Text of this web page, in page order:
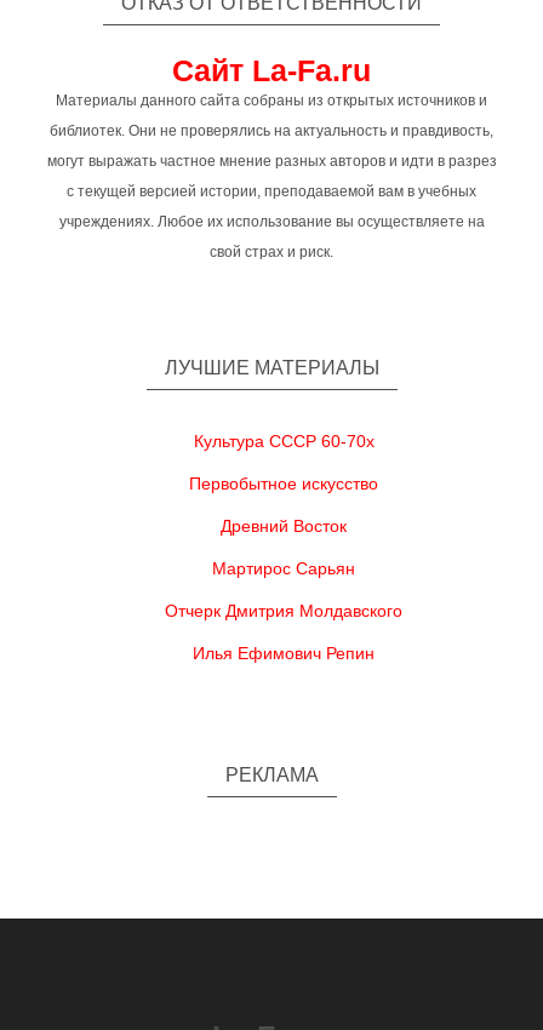
Сайт La-Fa.ru
Материалы данного сайта собраны из открытых источников и
библиотек. Они не проверялись на актуальность и правдивость,
могут выражать частное мнение разных авторов и идти в разрез
с текущей версией истории, преподаваемой вам в учебных
учреждениях. Любое их использование вы осуществляете на
свой страх и риск.
ЛУЧШИЕ МАТЕРИАЛЫ
Культура СССР 60-70х
Первобытное искусство
Древний Восток
Мартирос Сарьян
Отчерк Дмитрия Молдавского
Илья Ефимович Репин
РЕКЛАМА